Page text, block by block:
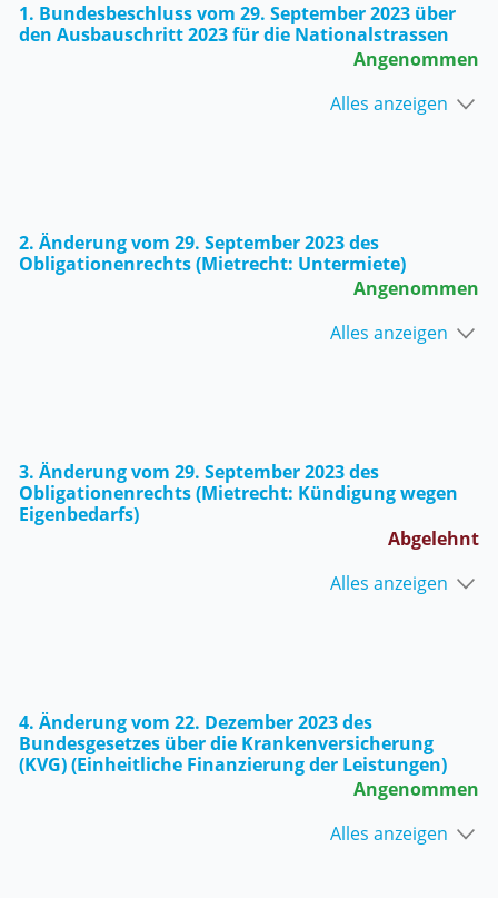
1. Bundesbeschluss vom 29. September 2023 über
den Ausbauschritt 2023 für die Nationalstrassen
Angenommen
Alles anzeigen
2. Änderung vom 29. September 2023 des
Obligationenrechts (Mietrecht: Untermiete)
Angenommen
Alles anzeigen
3. Änderung vom 29. September 2023 des
Obligationenrechts (Mietrecht: Kündigung wegen
Eigenbedarfs)
Abgelehnt
Alles anzeigen
4. Änderung vom 22. Dezember 2023 des
Bundesgesetzes über die Krankenversicherung
(KVG) (Einheitliche Finanzierung der Leistungen)
Angenommen
Alles anzeigen